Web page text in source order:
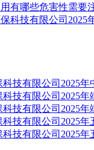
有哪些危害性需要
科技有限公司2025
科技有限公司2025
科技有限公司2025
科技有限公司2025
科技有限公司2025
科技有限公司2025